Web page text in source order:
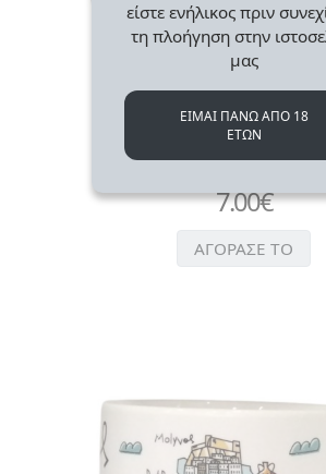
είστε ενήλικος πριν
τη πλοήγηση στην
μας
ΕΙΜΑΙ ΠΑΝΩ ΑΠΟ 18
ΕΤΩΝ
Κούπες Λέσβος
Κούπα Μοτίβο Μάτι
7.00€
ΑΓΟΡΑΣΕ ΤΟ